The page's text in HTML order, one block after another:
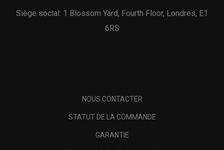
Siège social: 1 Blossom Yard, Fourth Floor, Londres, E1
6RS
NOUS CONTACTER
STATUT DE LA COMMANDE
GARANTIE